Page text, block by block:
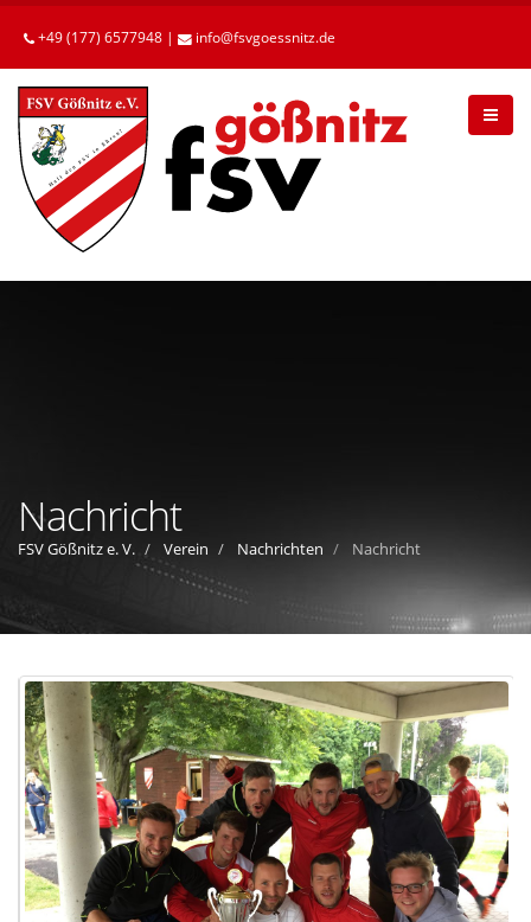
Betätigen
die
Enter-
Taste,
um
zum
Hauptinhalt
gelangen.
+49 (177) 6577948 | info fsvgoessnitz de
Nachricht
FSV Gößnitz e. V. Verein Nachrichten Nachricht